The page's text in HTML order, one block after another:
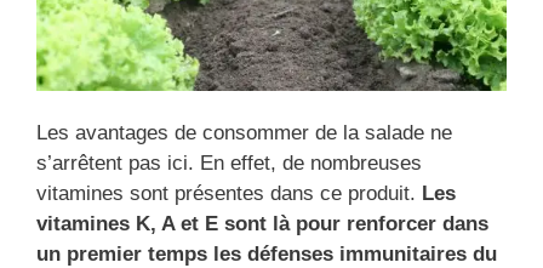
Les avantages de consommer de la salade ne
s’arrêtent pas ici. En effet, de nombreuses
vitamines sont présentes dans ce produit. Les
vitamines K, A et E sont là pour renforcer dans
un premier temps les défenses immunitaires du